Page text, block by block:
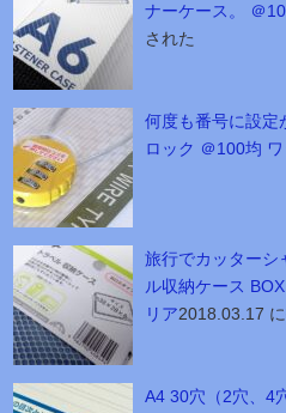
ナーケース。 ＠
された
何度も番号に設定
ロック ＠100均
旅行でカッターシ
ル収納ケース
リア2018.03.17
A4 30穴（2穴、4